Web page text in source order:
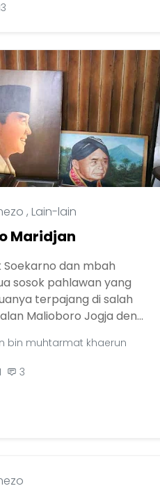
, Lain-lain
Maridjan
Soekarno dan mbah
sosok pahlawan yang
terpajang di salah
Malioboro Jogja den...
bin muhtarmat khaerun
3